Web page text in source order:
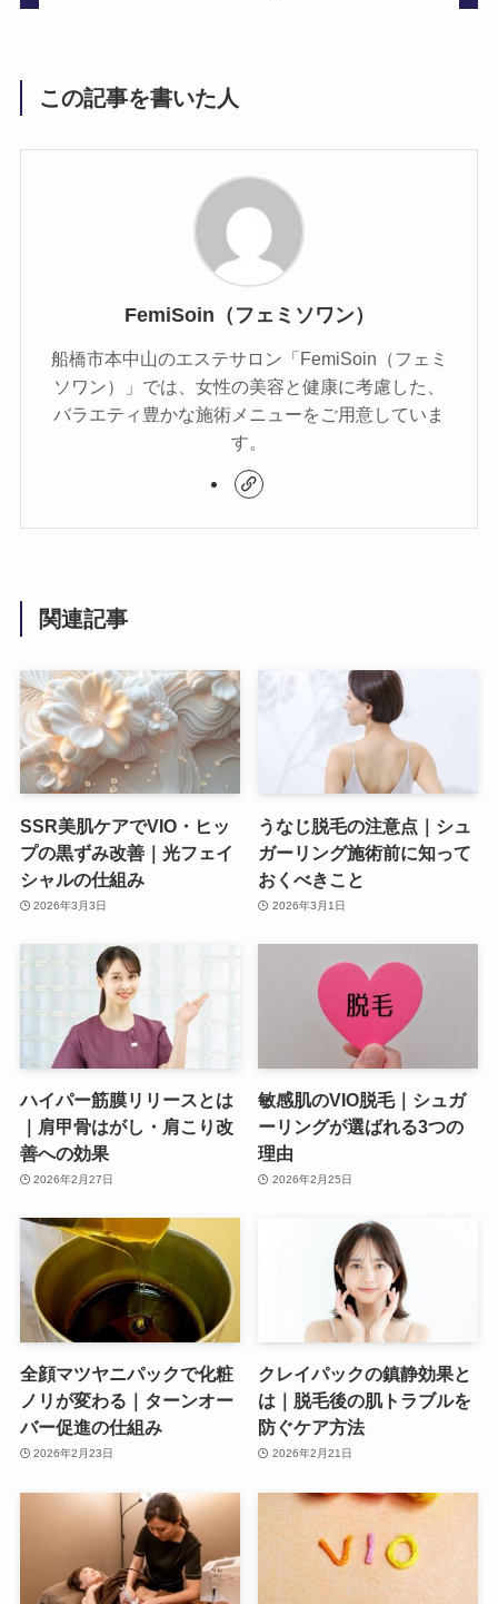
この記事を書いた人
FemiSoin（フェミソワン）
船橋市本中山のエステサロン「FemiSoin（フェミ
ソワン）」では、女性の美容と健康に考慮した、
バラエティ豊かな施術メニューをご用意していま
す。
関連記事
SSR美肌ケアでVIO・ヒッ
プの黒ずみ改善｜光フェイ
シャルの仕組み
2026年3月3日
うなじ脱毛の注意点｜シュ
ガーリング施術前に知って
おくべきこと
2026年3月1日
ハイパー筋膜リリースとは
｜肩甲骨はがし・肩こり改
善への効果
2026年2月27日
敏感肌のVIO脱毛｜シュガ
ーリングが選ばれる3つの
理由
2026年2月25日
全顔マツヤニパックで化粧
ノリが変わる｜ターンオー
バー促進の仕組み
2026年2月23日
クレイパックの鎮静効果と
は｜脱毛後の肌トラブルを
防ぐケア方法
2026年2月21日